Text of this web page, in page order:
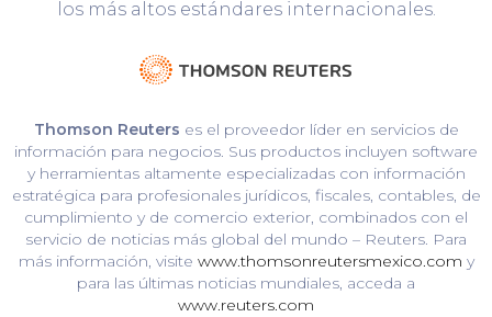
los más altos estándares internacionales.
Thomson Reuters es el proveedor líder en servicios de
información para negocios. Sus productos incluyen software
y herramientas altamente especializadas con información
estratégica para profesionales jurídicos, fiscales, contables, de
cumplimiento y de comercio exterior, combinados con el
servicio de noticias más global del mundo – Reuters. Para
más información, visite www.thomsonreutersmexico.com y
para las últimas noticias mundiales, acceda a
www.reuters.com